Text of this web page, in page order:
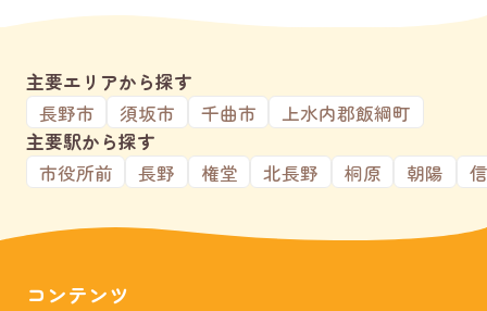
主要エリアから探す
長野市
須坂市 千曲市
上水内郡飯綱町
主要駅から探す
市役所前
長野 権堂 北長野 桐原 朝陽
コンテンツ